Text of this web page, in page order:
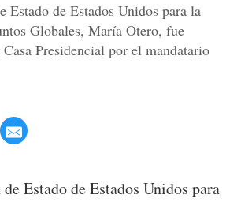
Estado de Estados Unidos para la
Globales, María Otero, fue
Presidencial por el mandatario
Estado de Estados Unidos para